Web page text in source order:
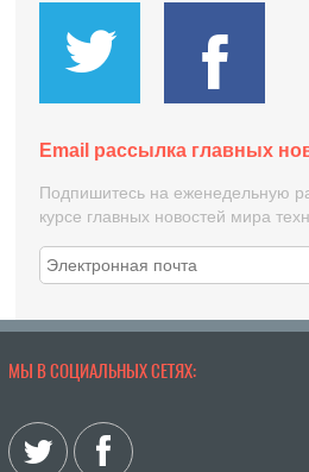
Email рассылка главных
Подпишитесь на еженедельную
курсе главных новостей мира
МЫ В СОЦИАЛЬНЫХ СЕТЯХ: